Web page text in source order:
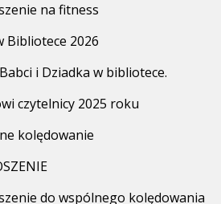
na fitness
Bibliotece 2026
i Dziadka w bibliotece.
czytelnicy 2025 roku
kolędowanie
do wspólnego kolędowania